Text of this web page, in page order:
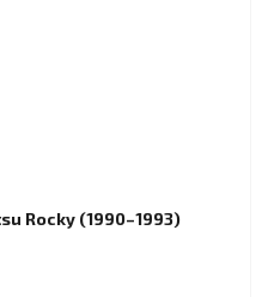
Rocky (1990–1993)